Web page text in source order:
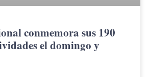
conmemora sus 190
el domingo y